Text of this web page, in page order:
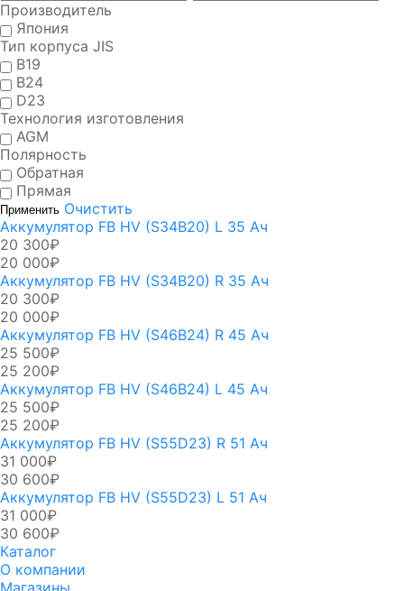
Производитель
Япония
Тип корпуса JIS
B19
B24
D23
Технология изготовления
AGM
Полярность
Обратная
Прямая
Применить Очистить
Аккумулятор FB HV (S34B20) L 35 Ач
20 300₽
20 000₽
Аккумулятор FB HV (S34B20) R 35 Ач
20 300₽
20 000₽
Аккумулятор FB HV (S46B24) R 45 Ач
25 500₽
25 200₽
Аккумулятор FB HV (S46B24) L 45 Ач
25 500₽
25 200₽
Аккумулятор FB HV (S55D23) R 51 Ач
31 000₽
30 600₽
Аккумулятор FB HV (S55D23) L 51 Ач
31 000₽
30 600₽
Каталог
О компании